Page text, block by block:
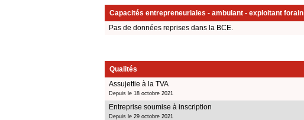
Capacités entrepreneuriales - ambulant - exploitant forain
Pas de données reprises dans la BCE.
Qualités
Assujettie à la TVA
Depuis le 18 octobre 2021
Entreprise soumise à inscription
Depuis le 29 octobre 2021